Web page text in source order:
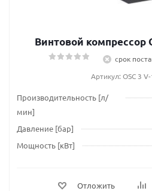
Винтовой компрессор
срок
Артикул: OSC 3
Производительность [л/
мин]
Давление [бар]
Мощность [кВт]
Отложить